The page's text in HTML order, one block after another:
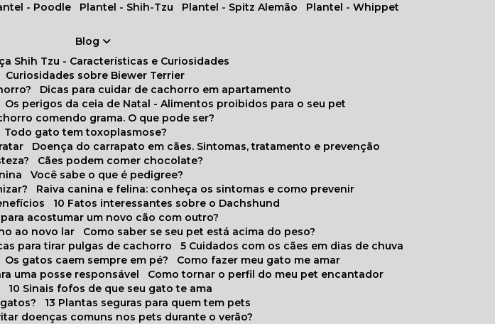
- Poodle Plantel - Shih-Tzu Plantel - Spitz Alemão
Plantel - Whippet
Blog
Shih Tzu - Características e Curiosidades
Curiosidades sobre Biewer Terrier
Dicas para cuidar de cachorro em apartamento
Os perigos da ceia de Natal - Alimentos proibidos para o seu pet
comendo grama. O que pode ser?
Todo gato tem toxoplasmose?
Doença do carrapato em cães. Sintomas, tratamento e prevenção
Cães podem comer chocolate?
Você sabe o que é pedigree?
Raiva canina e felina: conheça os sintomas e como prevenir
10 Fatos interessantes sobre o Dachshund
para acostumar um novo cão com outro?
ao novo lar
Como saber se seu pet está acima do peso?
para tirar pulgas de cachorro
5 Cuidados com os cães em dias de chuva
Os gatos caem sempre em pé?
Como fazer meu gato me amar
uma posse responsável
Como tornar o perfil do meu pet encantador
10 Sinais fofos de que seu gato te ama
13 Plantas seguras para quem tem pets
doenças comuns nos pets durante o verão?